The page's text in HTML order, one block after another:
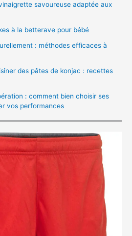
savoureuse adaptée aux
à la betterave pour bébé
: méthodes efficaces à
des pâtes de konjac : recettes
: comment bien choisir ses
vos performances